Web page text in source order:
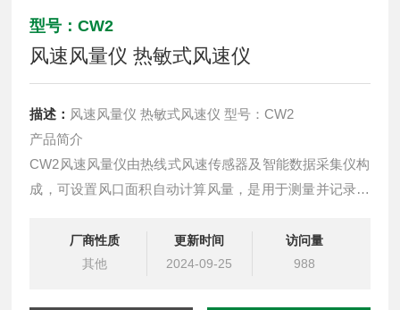
型号：CW2
风速风量仪 热敏式风速仪
描述：
风速风量仪 热敏式风速仪 型号：CW2
产品简介
CW2风速风量仪由热线式风速传感器及智能数据采集仪构
成，可设置风口面积自动计算风量，是用于测量并记录风
厂商性质
其他
更新时间
2024-09-25
访问量
988